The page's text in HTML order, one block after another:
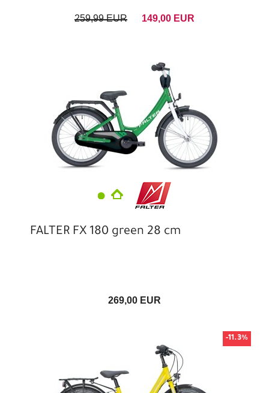
259,99 EUR 149,00 EUR
FALTER FX 180 green 28 cm
269,00 EUR
-11.3%